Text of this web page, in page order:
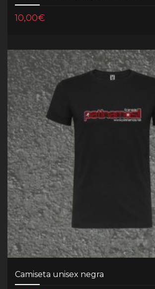
10,00€
Camiseta unisex negra